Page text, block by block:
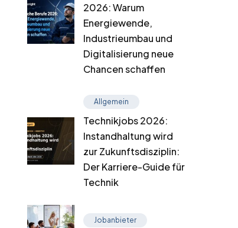
2026: Warum
Energiewende,
Industrieumbau und
Digitalisierung neue
Chancen schaffen
Allgemein
Technikjobs 2026:
Instandhaltung wird
zur Zukunftsdisziplin:
Der Karriere-Guide für
Technik
Jobanbieter